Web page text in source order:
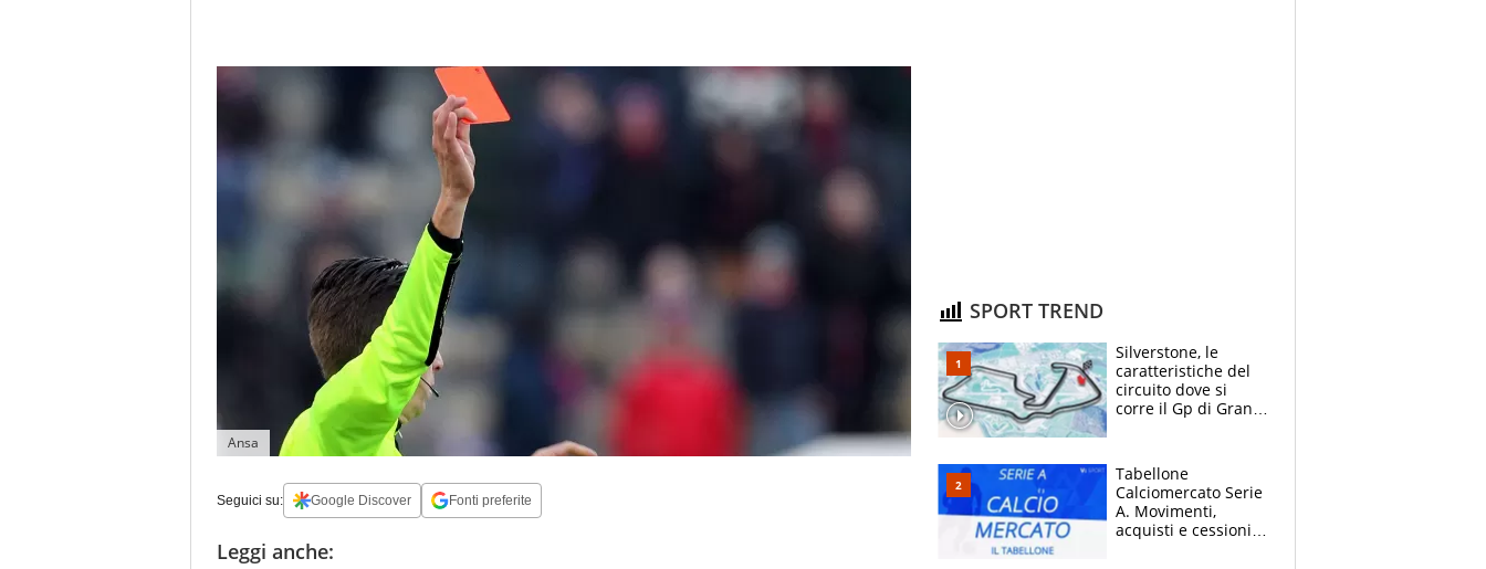
Ansa
Seguici su: Google Discover Fonti preferite
Leggi anche:
SPORT TREND
Silverstone, le
caratteristiche del
circuito dove si
corre il Gp di Gran
Tabellone
Calciomercato Serie
A. Movimenti,
acquisti e cessioni: